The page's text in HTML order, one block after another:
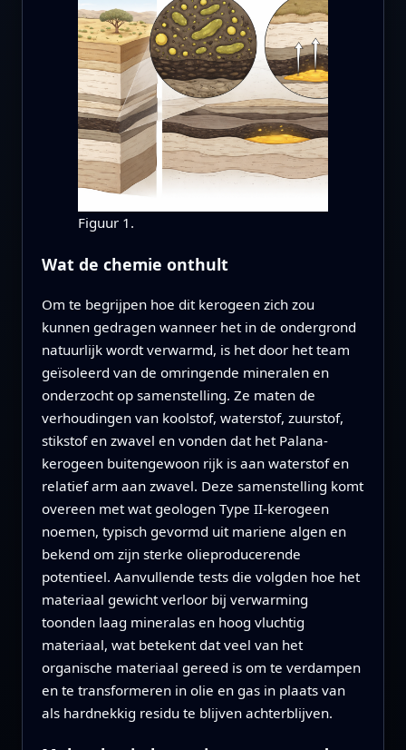
Figuur 1.
Wat de chemie onthult
Om te begrijpen hoe dit kerogeen zich zou
kunnen gedragen wanneer het in de ondergrond
natuurlijk wordt verwarmd, is het door het team
geïsoleerd van de omringende mineralen en
onderzocht op samenstelling. Ze maten de
verhoudingen van koolstof, waterstof, zuurstof,
stikstof en zwavel en vonden dat het Palana-
kerogeen buitengewoon rijk is aan waterstof en
relatief arm aan zwavel. Deze samenstelling komt
overeen met wat geologen Type II-kerogeen
noemen, typisch gevormd uit mariene algen en
bekend om zijn sterke olieproducerende
potentieel. Aanvullende tests die volgden hoe het
materiaal gewicht verloor bij verwarming
toonden laag mineralas en hoog vluchtig
materiaal, wat betekent dat veel van het
organische materiaal gereed is om te verdampen
en te transformeren in olie en gas in plaats van
als hardnekkig residu te blijven achterblijven.